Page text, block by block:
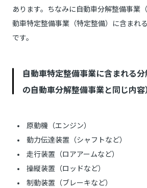
あります。ちなみに自動車分解整備事業
動車特定整備事業（特定整備）に含まれ
です。
自動車特定整備事業に含まれる
の自動車分解整備事業と同じ内容）
原動機（エンジン）
動力伝達装置（シャフトなど）
走行装置（ロアアームなど）
操縦装置（ロッドなど）
制動装置（ブレーキなど）